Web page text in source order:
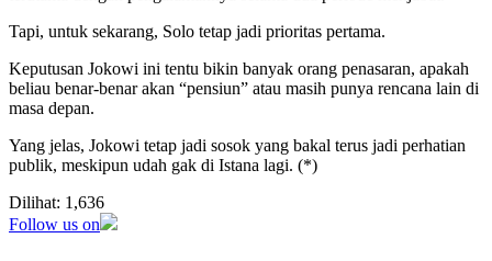
Tapi, untuk sekarang, Solo tetap jadi prioritas pertama.
Keputusan Jokowi ini tentu bikin banyak orang penasaran, apakah
beliau benar-benar akan “pensiun” atau masih punya rencana lain di
masa depan.
Yang jelas, Jokowi tetap jadi sosok yang bakal terus jadi perhatian
publik, meskipun udah gak di Istana lagi. (*)
Dilihat: 1,636
Follow us on